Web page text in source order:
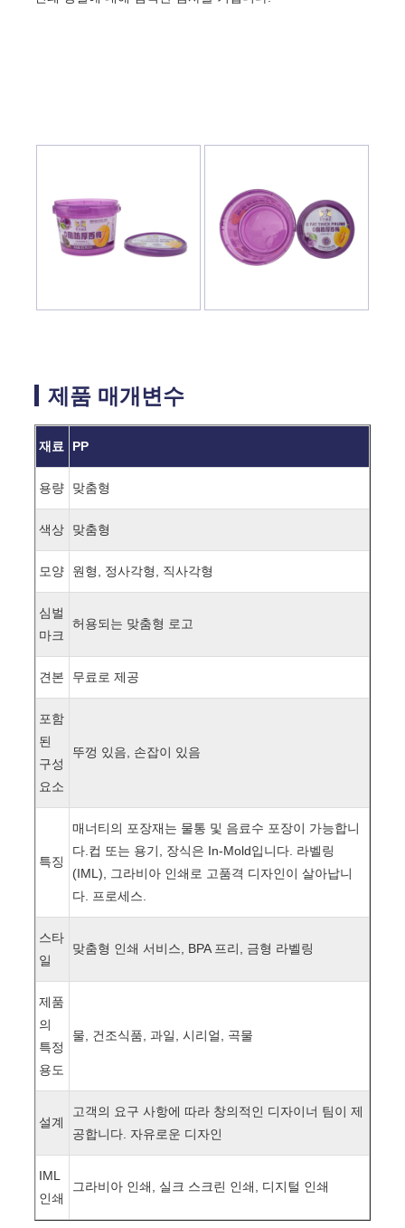
제품 매개변수
재료 PP
용량 맞춤형
색상 맞춤형
모양 원형, 정사각형, 직사각형
심벌
마크
허용되는 맞춤형 로고
견본 무료로 제공
포함
된
구성
요소
뚜껑 있음, 손잡이 있음
특징
매너티의 포장재는 물통 및 음료수 포장이 가능합니
다. 컵 또는 용기, 장식은 In-Mold입니다. 라벨링
(IML), 그라비아 인쇄로 고품격 디자인이 살아납니
다. 프로세스.
스타
일
맞춤형 인쇄 서비스, BPA 프리, 금형 라벨링
제품
의
특정
용도
물, 건조식품, 과일, 시리얼, 곡물
설계
고객의 요구 사항에 따라 창의적인 디자이너 팀이 제
공합니다. 자유로운 디자인
IML
인쇄
그라비아 인쇄, 실크 스크린 인쇄, 디지털 인쇄